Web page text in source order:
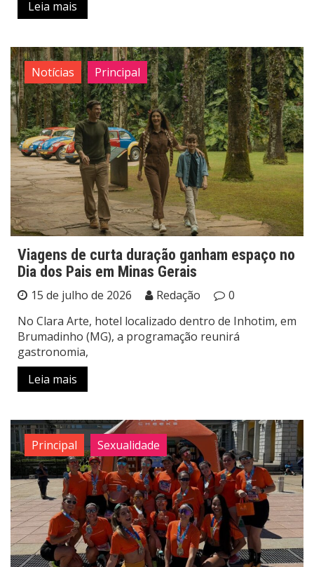
Leia mais
Notícias Principal
Viagens de curta duração ganham espaço no
Dia dos Pais em Minas Gerais
15 de julho de 2026 Redação
0
No Clara Arte, hotel localizado dentro de Inhotim, em
Brumadinho (MG), a programação reunirá
gastronomia,
Leia mais
Principal Sexualidade